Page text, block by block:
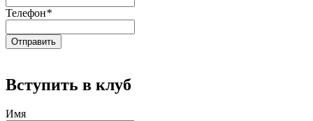
Телефон*
Вступить в клуб
Имя